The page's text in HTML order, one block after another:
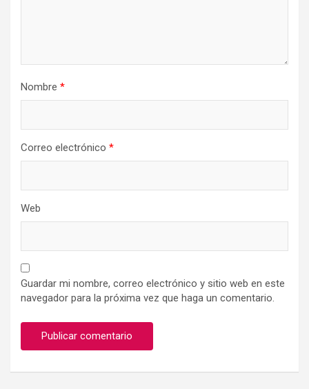
Nombre *
Correo electrónico *
Web
Guardar mi nombre, correo electrónico y sitio web en este
navegador para la próxima vez que haga un comentario.